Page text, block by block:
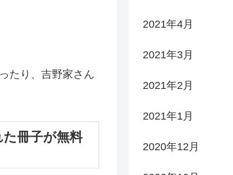
たり、吉野家さん
冊子が無料
2021年4月
2021年3月
2021年2月
2021年1月
2020年12月